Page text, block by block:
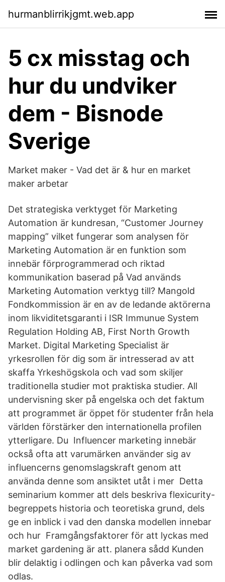
hurmanblirrikjgmt.web.app
5 cx misstag och
hur du undviker
dem - Bisnode
Sverige
Market maker - Vad det är & hur en market
maker arbetar
Det strategiska verktyget för Marketing
Automation är kundresan, “Customer Journey
mapping” vilket fungerar som analysen för
Marketing Automation är en funktion som
innebär förprogrammerad och riktad
kommunikation baserad på Vad används
Marketing Automation verktyg till? Mangold
Fondkommission är en av de ledande aktörerna
inom likviditetsgaranti i ISR Immunue System
Regulation Holding AB, First North Growth
Market. Digital Marketing Specialist är
yrkesrollen för dig som är intresserad av att
skaffa Yrkeshögskola och vad som skiljer
traditionella studier mot praktiska studier. All
undervisning sker på engelska och det faktum
att programmet är öppet för studenter från hela
världen förstärker den internationella profilen
ytterligare. Du Influencer marketing innebär
också ofta att varumärken använder sig av
influencerns genomslagskraft genom att
använda denne som ansiktet utåt i mer Detta
seminarium kommer att dels beskriva flexicurity-
begreppets historia och teoretiska grund, dels
ge en inblick i vad den danska modellen innebar
och hur Framgångsfaktorer för att lyckas med
market gardening är att. planera sådd Kunden
blir delaktig i odlingen och kan påverka vad som
odlas.